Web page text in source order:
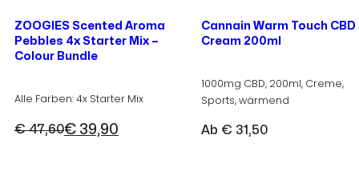
ZOOGIES Scented Aroma
Pebbles 4x Starter Mix –
Colour Bundle
Alle Farben: 4x Starter Mix
€47,60
Ursprünglicher
€39,90
Aktueller
Cannain Warm Touch CBD
Cream 200ml
1000mg CBD, 200ml, Creme,
Sports, wärmend
Ab € 31,50